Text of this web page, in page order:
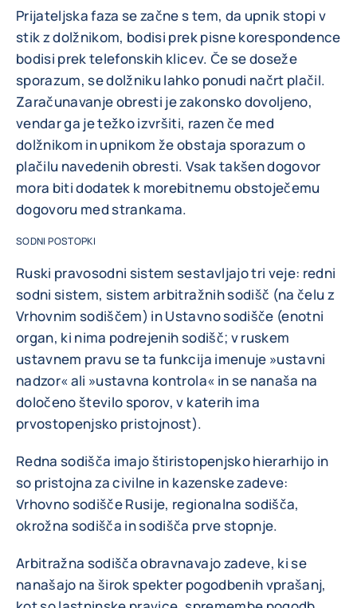
Prijateljska faza se začne s tem, da upnik stopi v
stik z dolžnikom, bodisi prek pisne korespondence
bodisi prek telefonskih klicev. Če se doseže
sporazum, se dolžniku lahko ponudi načrt plačil.
Zaračunavanje obresti je zakonsko dovoljeno,
vendar ga je težko izvršiti, razen če med
dolžnikom in upnikom že obstaja sporazum o
plačilu navedenih obresti. Vsak takšen dogovor
mora biti dodatek k morebitnemu obstoječemu
dogovoru med strankama.
SODNI POSTOPKI
Ruski pravosodni sistem sestavljajo tri veje: redni
sodni sistem, sistem arbitražnih sodišč (na čelu z
Vrhovnim sodiščem) in Ustavno sodišče (enotni
organ, ki nima podrejenih sodišč; v ruskem
ustavnem pravu se ta funkcija imenuje »ustavni
nadzor« ali »ustavna kontrola« in se nanaša na
določeno število sporov, v katerih ima
prvostopenjsko pristojnost).
Redna sodišča imajo štiristopenjsko hierarhijo in
so pristojna za civilne in kazenske zadeve:
Vrhovno sodišče Rusije, regionalna sodišča,
okrožna sodišča in sodišča prve stopnje.
Arbitražna sodišča obravnavajo zadeve, ki se
nanašajo na širok spekter pogodbenih vprašanj,